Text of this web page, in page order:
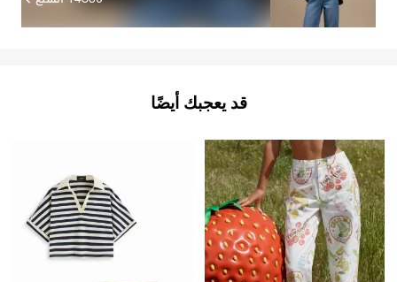
قد يعجبك أيضًا